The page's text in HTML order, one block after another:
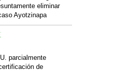
eliminar
Ayotzinapa
parcialmente
de